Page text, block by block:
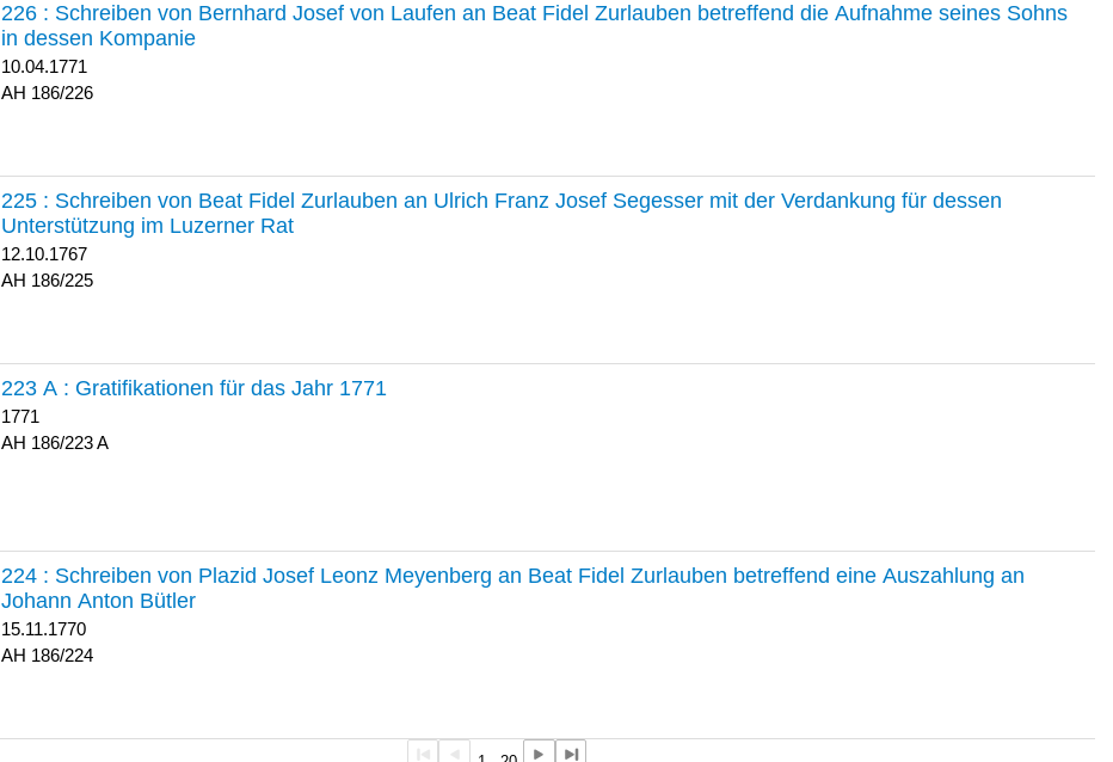
226 : Schreiben von Bernhard Josef von Laufen an Beat Fidel Zurlauben betreffend die Aufnahme seines Sohns
in dessen Kompanie
10.04.1771
186/226
225 : Schreiben von Beat Fidel Zurlauben an Ulrich Franz Josef Segesser mit der Verdankung für dessen
Unterstützung im Luzerner Rat
12.10.1767
186/225
223 A : Gratifikationen für das Jahr 1771
1771
186/223 A
224 : Schreiben von Plazid Josef Leonz Meyenberg an Beat Fidel Zurlauben betreffend eine Auszahlung an
Johann Anton Bütler
15.11.1770
186/224